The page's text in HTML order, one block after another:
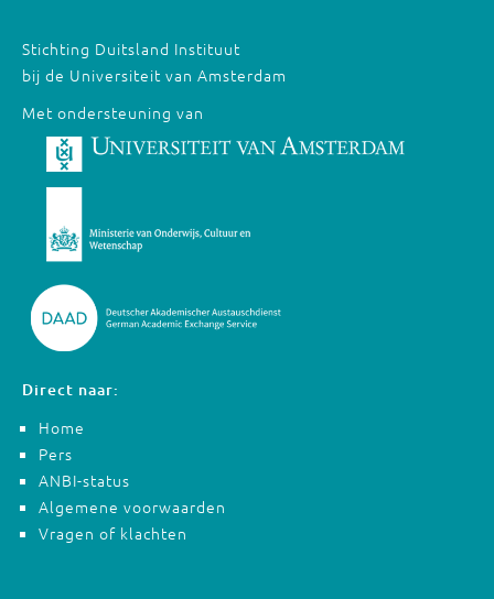
Stichting Duitsland Instituut
bij de Universiteit van Amsterdam
Met ondersteuning van
Direct naar:
Home
Pers
ANBI-status
Algemene voorwaarden
Vragen of klachten